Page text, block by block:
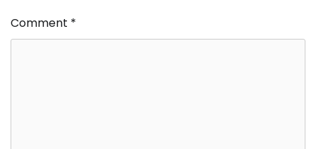
Comment *